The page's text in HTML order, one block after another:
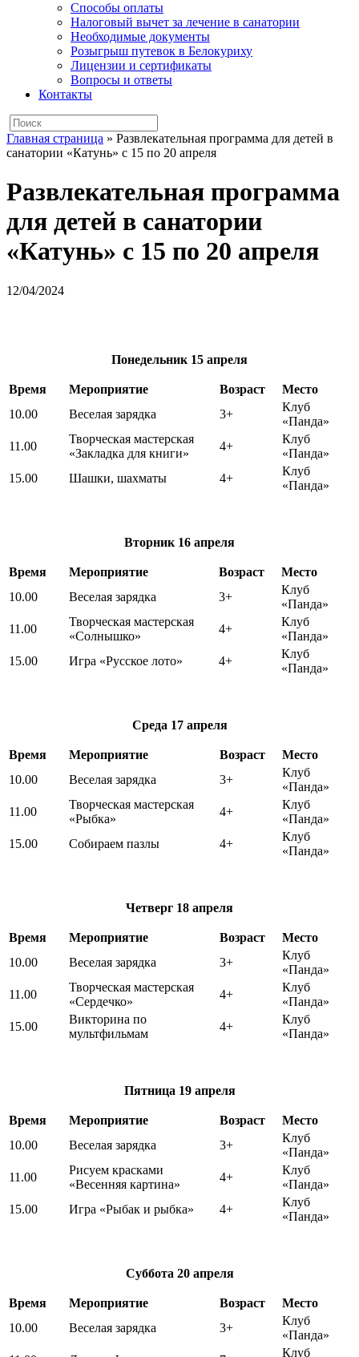
Способы оплаты
Налоговый вычет за лечение в санатории
Необходимые документы
Розыгрыш путевок в Белокуриху
Лицензии и сертификаты
Вопросы и ответы
Контакты
Главная страница » Развлекательная программа для детей в
санатории «Катунь» с 15 по 20 апреля
Развлекательная программа
для детей в санатории
«Катунь» с 15 по 20 апреля
12/04/2024
Понедельник 15 апреля
Время Мероприятие Возраст
Место
10.00
Веселая зарядка 3+
Клуб
«Панда»
11.00
Творческая мастерская
«Закладка для книги»
4+
Клуб
«Панда»
15.00
Шашки, шахматы 4+
Клуб
«Панда»
Вторник 16 апреля
Время Мероприятие Возраст
Место
10.00
Веселая зарядка 3+
Клуб
«Панда»
11.00
Творческая мастерская
«Солнышко»
4+
Клуб
«Панда»
15.00
Игра «Русское лото» 4+
Клуб
«Панда»
Среда 17 апреля
Время Мероприятие Возраст
Место
10.00
Веселая зарядка 3+
Клуб
«Панда»
11.00
Творческая мастерская
«Рыбка»
4+
Клуб
«Панда»
15.00
Собираем пазлы 4+
Клуб
«Панда»
Четверг 18 апреля
Время Мероприятие Возраст
Место
10.00
Веселая зарядка 3+
Клуб
«Панда»
11.00
Творческая мастерская
«Сердечко»
4+
Клуб
«Панда»
15.00
Викторина по
мультфильмам
4+
Клуб
«Панда»
Пятница 19 апреля
Время Мероприятие Возраст
Место
10.00
Веселая зарядка 3+
Клуб
«Панда»
11.00
Рисуем красками
«Весенняя картина»
4+
Клуб
«Панда»
15.00
Игра «Рыбак и рыбка» 4+
Клуб
«Панда»
Суббота 20 апреля
Время Мероприятие Возраст
Место
10.00
Веселая зарядка 3+
Клуб
«Панда»
Клуб